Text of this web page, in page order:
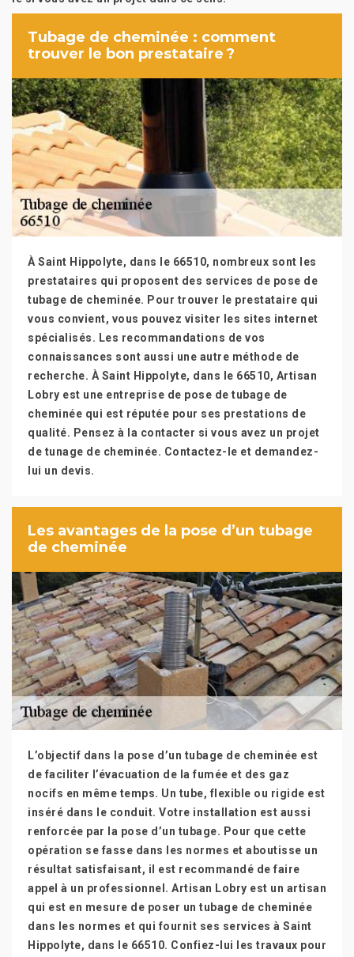
Tubage de cheminée : comment
trouver le bon prestataire ?
À Saint Hippolyte, dans le 66510, nombreux sont les
prestataires qui proposent des services de pose de
tubage de cheminée. Pour trouver le prestataire qui
vous convient, vous pouvez visiter les sites internet
spécialisés. Les recommandations de vos
connaissances sont aussi une autre méthode de
recherche. À Saint Hippolyte, dans le 66510, Artisan
Lobry est une entreprise de pose de tubage de
cheminée qui est réputée pour ses prestations de
qualité. Pensez à la contacter si vous avez un projet
de tunage de cheminée. Contactez-le et demandez-
lui un devis.
Les avantages de la pose d’un tubage
de cheminée
L’objectif dans la pose d’un tubage de cheminée est
de faciliter l’évacuation de la fumée et des gaz
nocifs en même temps. Un tube, flexible ou rigide est
inséré dans le conduit. Votre installation est aussi
renforcée par la pose d’un tubage. Pour que cette
opération se fasse dans les normes et aboutisse un
résultat satisfaisant, il est recommandé de faire
appel à un professionnel. Artisan Lobry est un artisan
qui est en mesure de poser un tubage de cheminée
dans les normes et qui fournit ses services à Saint
Hippolyte, dans le 66510. Confiez-lui les travaux pour